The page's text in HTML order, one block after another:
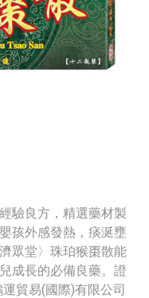
驗良方，精選藥材製
孩外感發熱，痰涎壅
眾堂〉珠珀猴棗散能
成長的必備良藥。證
貿易(國際)有限公司